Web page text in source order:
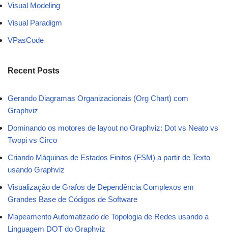
Visual Modeling
Visual Paradigm
VPasCode
Recent Posts
Gerando Diagramas Organizacionais (Org Chart) com
Graphviz
Dominando os motores de layout no Graphviz: Dot vs Neato vs
Twopi vs Circo
Criando Máquinas de Estados Finitos (FSM) a partir de Texto
usando Graphviz
Visualização de Grafos de Dependência Complexos em
Grandes Base de Códigos de Software
Mapeamento Automatizado de Topologia de Redes usando a
Linguagem DOT do Graphviz